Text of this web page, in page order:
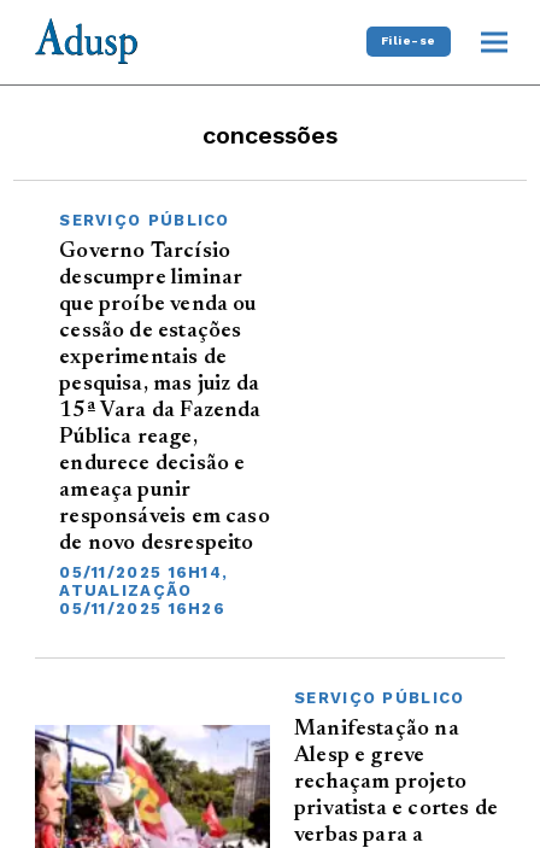
Filie-se
concessões
SERVIÇO PÚBLICO
Governo Tarcísio
descumpre liminar
que proíbe venda ou
cessão de estações
experimentais de
pesquisa, mas juiz da
15ª Vara da Fazenda
Pública reage,
endurece decisão e
ameaça punir
responsáveis em caso
de novo desrespeito
05/11/2025 16H14,
ATUALIZAÇÃO
05/11/2025 16H26
SERVIÇO PÚBLICO
Manifestação na
Alesp e greve
rechaçam projeto
privatista e cortes de
verbas para a